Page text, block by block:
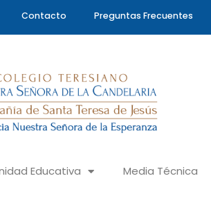
Contacto Preguntas Frecuentes
Educativa Media Técnica